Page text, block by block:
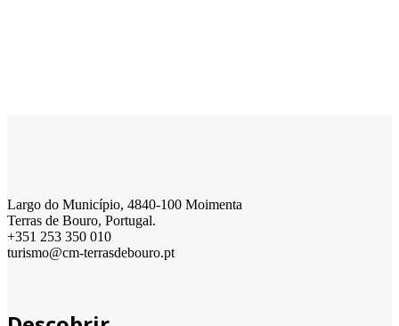
Largo do Município, 4840-100 Moimenta
Terras de Bouro, Portugal.
+351 253 350 010
turismo@cm-terrasdebouro.pt